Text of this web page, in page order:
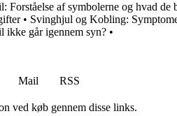
Forståelse af symbolerne og hvad de
• Svinghjul og Kobling:
ikke går igennem syn? •
Mail
RSS
ved køb gennem disse links.